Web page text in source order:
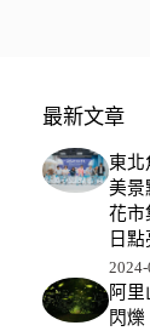
最新文章
東北
美景
花市
日
阿
閃